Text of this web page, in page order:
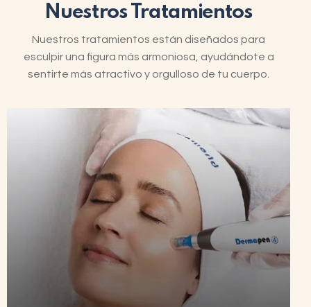
Nuestros Tratamientos
Nuestros tratamientos están diseñados para
esculpir una figura más armoniosa, ayudándote a
sentirte más atractivo y orgulloso de tu cuerpo.